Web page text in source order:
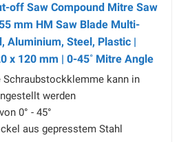
off Saw Compound Mitre Saw
mm HM Saw Blade Multi-
Aluminium, Steel, Plastic |
x 120 mm | 0-45˚ Mitre Angle
Schraubstockklemme kann in
werden
0° - 45°
aus gepresstem Stahl